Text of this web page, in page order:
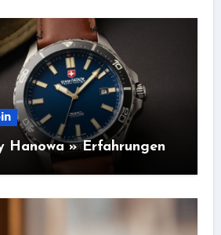
Hanowa » Erfahrungen